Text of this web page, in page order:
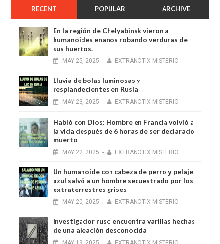
RECENT POPULAR ARCHIVE
En la región de Chelyabinsk vieron a
humanoides enanos robando verduras de
sus huertos.
MAY 25, 2025 - EXTRANOTIX MISTERIO
Lluvia de bolas luminosas y
resplandecientes en Rusia
MAY 23, 2025 - EXTRANOTIX MISTERIO
Habló con Dios: Hombre en Francia volvió a
la vida después de 6 horas de ser declarado
muerto
MAY 22, 2025 - EXTRANOTIX MISTERIO
Un humanoide con cabeza de perro у pelaje
azul salvó a un hombre secuestrado por los
extraterrestres grises
MAY 20, 2025 - EXTRANOTIX MISTERIO
Investigador ruso encuentra varillas hechas
de una aleación desconocida